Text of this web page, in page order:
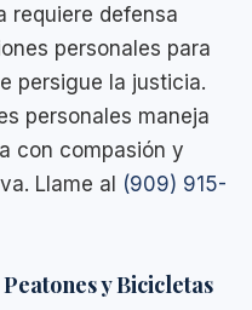
requiere defensa
personales para
persigue la justicia.
personales maneja
con compasión y
Llame al (909) 915-
y Bicicletas